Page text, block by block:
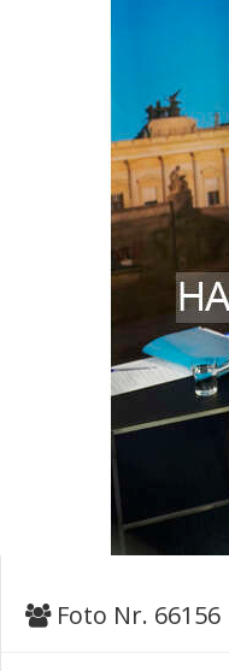
Foto Nr. 66156